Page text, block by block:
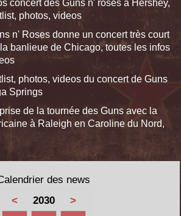
concert des Guns n' roses à Hershey,
photos, videos
n' Roses donne un concert très court
banlieue de Chicago, toutes les infos
photos, videos du concert de Guns
Springs
de la tournée des Guns avec la
à Raleigh en Caroline du Nord,
des news
<
2030 >